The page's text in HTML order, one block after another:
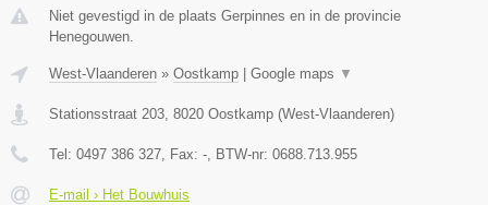
Niet gevestigd in de plaats Gerpinnes en in de provincie
Henegouwen.
West-Vlaanderen » Oostkamp Google maps ▼
Stationsstraat 203, 8020 Oostkamp (West-Vlaanderen)
Tel: 0497 386 327, Fax: -, BTW-nr: 0688.713.955
E-mail › Het Bouwhuis